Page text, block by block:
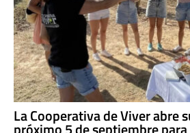
La Cooperativa de Viver abre